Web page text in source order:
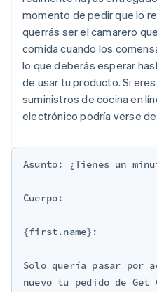
momento de pedir que lo
querrás ser el camarero
comida cuando los
lo que deberás esperar
de usar tu producto. Si
suministros de cocina en
electrónico podría verse
Asunto: ¿Tienes un
Cuerpo:
{first.name}:
Solo quería pasar por
nuevo tu pedido de Get